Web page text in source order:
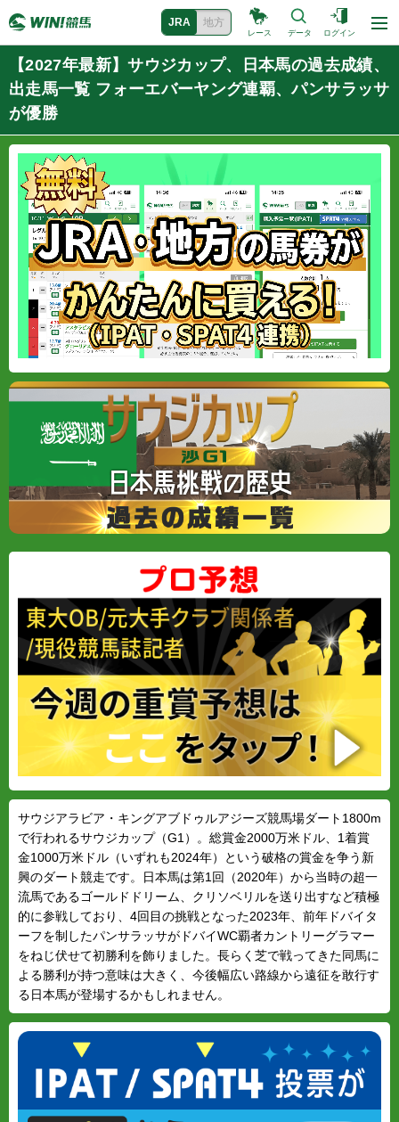
JRA 地方
レース データ ログイン
【2027年最新】サウジカップ、日本馬の過去成績、
出走馬一覧 フォーエバーヤング連覇、パンサラッサ
が優勝
サウジアラビア・キングアブドゥルアジーズ競馬場ダート1800m
で行われるサウジカップ（G1）。総賞金2000万米ドル、1着賞
金1000万米ドル（いずれも2024年）という破格の賞金を争う新
興のダート競走です。日本馬は第1回（2020年）から当時の超一
流馬であるゴールドドリーム、クリソベリルを送り出すなど積極
的に参戦しており、4回目の挑戦となった2023年、前年ドバイタ
ーフを制したパンサラッサがドバイWC覇者カントリーグラマー
をねじ伏せて初勝利を飾りました。長らく芝で戦ってきた同馬に
よる勝利が持つ意味は大きく、今後幅広い路線から遠征を敢行す
る日本馬が登場するかもしれません。